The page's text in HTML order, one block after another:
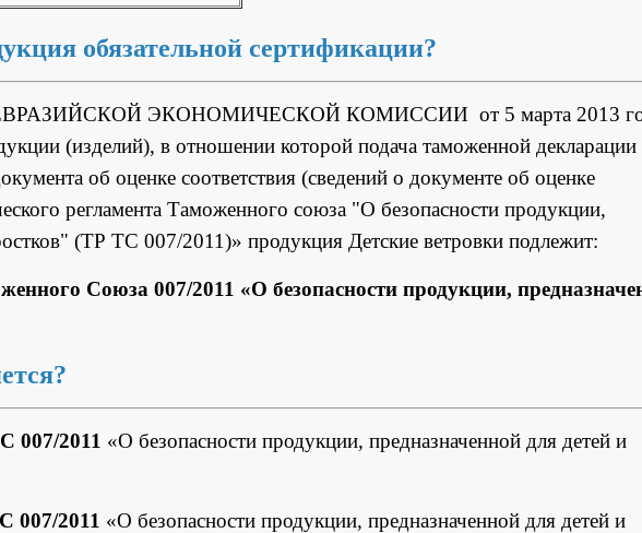
обязательной сертификации?
ЭКОНОМИЧЕСКОЙ КОМИССИИ от 5 марта 2013
(изделий), в отношении которой подача таможенной декларации
об оценке соответствия (сведений о документе об оценке
регламента Таможенного союза "О безопасности продукции,
(ТР ТС 007/2011)» продукция Детские ветровки подлежит:
Союза 007/2011 «О безопасности продукции,
007/2011 «О безопасности продукции, предназначенной для детей и
007/2011 «О безопасности продукции, предназначенной для детей и